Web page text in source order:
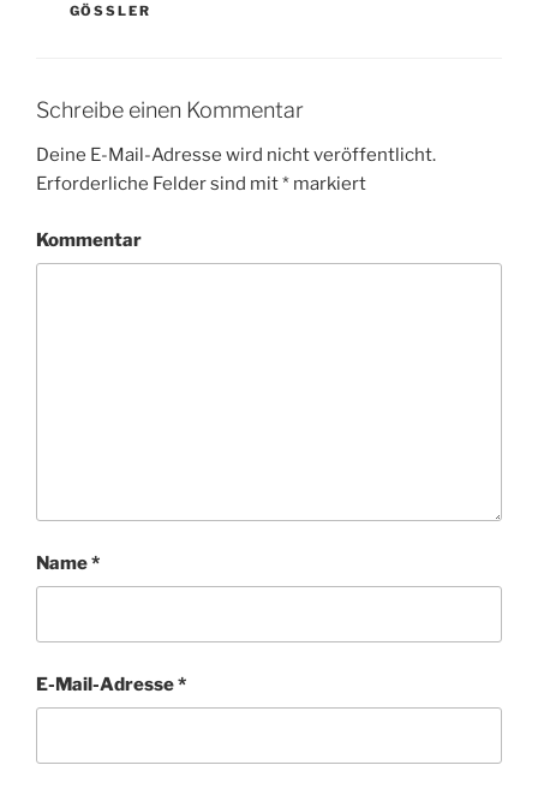
GÖSSLER
Schreibe einen Kommentar
Deine E-Mail-Adresse wird nicht veröffentlicht.
Erforderliche Felder sind mit* markiert
Kommentar
Name*
E-Mail-Adresse*